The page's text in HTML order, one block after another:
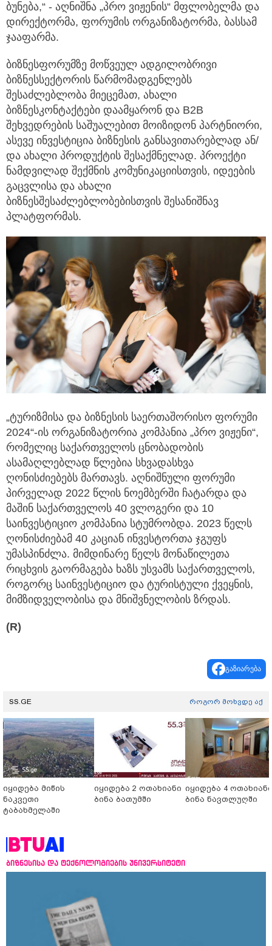
ბუნება,“ - აღნიშნა „პრო ვიჟენის“ მფლობელმა და
დირექტორმა, ფორუმის ორგანიზატორმა, ბასსამ
ჯააფარმა.
ბიზნესფორუმზე მოწვეულ ადგილობრივი
ბიზნესსექტორის წარმომადგენლებს
შესაძლებლობა მიეცემათ, ახალი
ბიზნესკონტაქტები დაამყარონ და B2B
შეხვედრების საშუალებით მოიზიდონ პარტნიორი,
ასევე ინვესტიცია ბიზნესის განსავითარებლად ან/
და ახალი პროდუქტის შესაქმნელად. პროექტი
ნამდვილად შექმნის კომუნიკაციისთვის, იდეების
გაცვლისა და ახალი
ბიზნესშესაძლებლობებისთვის შესანიშნავ
პლატფორმას.
„ტურიზმისა და ბიზნესის საერთაშორისო ფორუმი
2024“-ის ორგანიზატორია კომპანია „პრო ვიჟენი“,
რომელიც საქართველოს ცნობადობის
ასამაღლებლად წლებია სხვადასხვა
ღონისძიებებს მართავს. აღნიშნული ფორუმი
პირველად 2022 წლის ნოემბერში ჩატარდა და
მაშინ საქართველოს 40 ვლოგერი და 10
საინვესტიციო კომპანია სტუმრობდა. 2023 წელს
ღონისძიებამ 40 კაციან ინვესტორთა ჯგუფს
უმასპინძლა. მიმდინარე წელს მონაწილეთა
რიცხვის გაორმაგება ხაზს უსვამს საქართველოს,
როგორც საინვესტიციო და ტურისტული ქვეყნის,
მიმზიდველობისა და მნიშვნელობის ზრდას.
(R)
გაზიარება
SS.GE როგორ მოხვდე აქ
იყიდება მიწის
ნაკვეთი
ტაბახმელაში
იყიდება 2 ოთახიანი
ბინა ბათუმში
იყიდება 4 ოთახიანი
ბინა ნავთლუღში
ბიზნესისა და ტექნოლოგიების უნივერსიტეტი